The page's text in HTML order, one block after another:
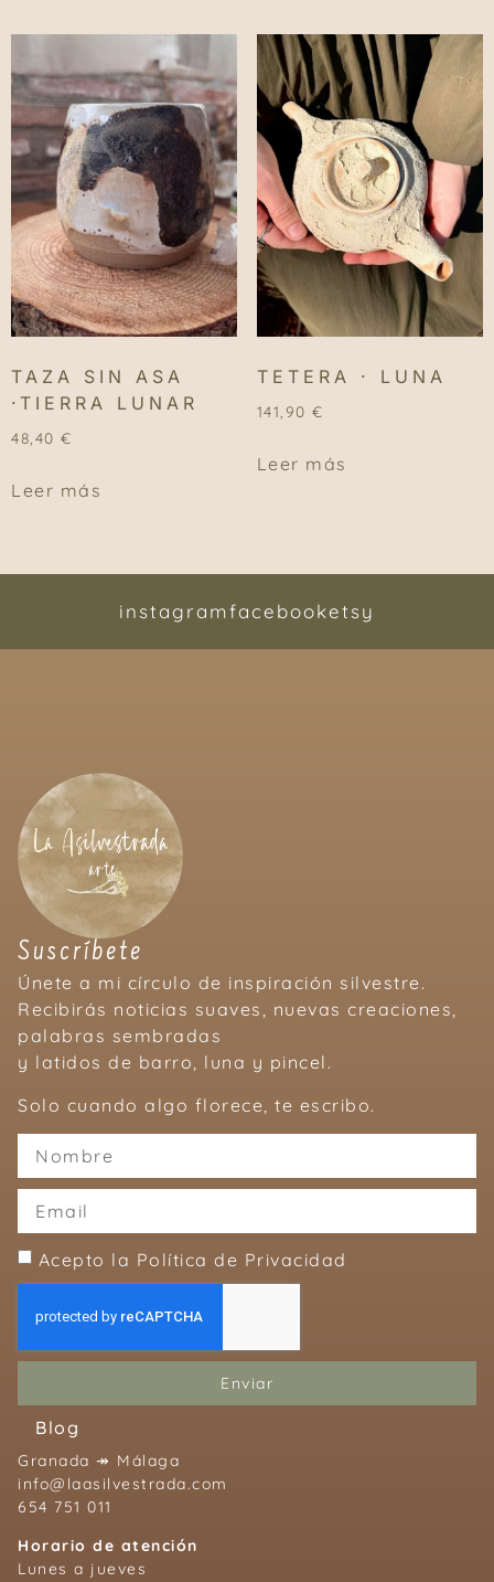
TAZA SIN ASA
·TIERRA LUNAR
48,40 €
Leer más
TETERA · LUNA
141,90€
Leer más
instagramfacebooketsy
Suscríbete
Únete a mi círculo de inspiración silvestre.
Recibirás noticias suaves, nuevas creaciones,
palabras sembradas
y latidos de barro, luna y pincel.
Solo cuando algo florece, te escribo.
Acepto la Política de Privacidad
Enviar
Blog
Granada ↠ Málaga
info@laasilvestrada.com
654 751 011
Horario de atención
Lunes a jueves